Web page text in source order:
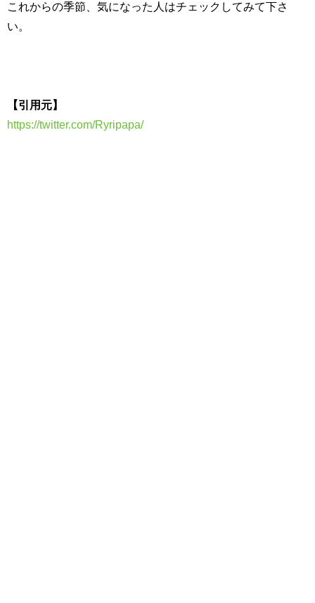
これからの季節、気になった人はチェックしてみて下さ
い。
【引用元】
https://twitter.com/Ryripapa/